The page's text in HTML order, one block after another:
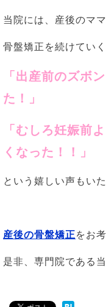
当院には、産後のマ
骨盤矯正を続けてい
「出産前のズボ
た！
」
「むしろ妊娠前
くなった！！」
という嬉しい声もい
産後の骨盤矯正をお
是非、専門院である